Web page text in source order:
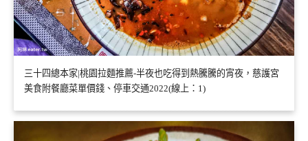
三十四總本家|桃園拉麵推薦-半夜也吃得到熱騰騰的宵夜，慈護宮
美食附餐廳菜單價錢、停車交通2022(線上：1)